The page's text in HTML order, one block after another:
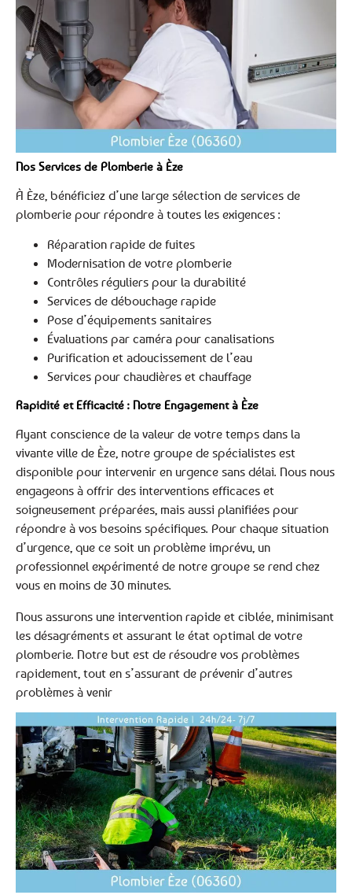
Nos Services de Plomberie à Èze
À Èze, bénéficiez d’une large sélection de services de
plomberie pour répondre à toutes les exigences :
Réparation rapide de fuites
Modernisation de votre plomberie
Contrôles réguliers pour la durabilité
Services de débouchage rapide
Pose d’équipements sanitaires
Évaluations par caméra pour canalisations
Purification et adoucissement de l’eau
Services pour chaudières et chauffage
Rapidité et Efficacité : Notre Engagement à Èze
Ayant conscience de la valeur de votre temps dans la
vivante ville de Èze, notre groupe de spécialistes est
disponible pour intervenir en urgence sans délai. Nous nous
engageons à offrir des interventions efficaces et
soigneusement préparées, mais aussi planifiées pour
répondre à vos besoins spécifiques. Pour chaque situation
d’urgence, que ce soit un problème imprévu, un
professionnel expérimenté de notre groupe se rend chez
vous en moins de 30 minutes.
Nous assurons une intervention rapide et ciblée, minimisant
les désagréments et assurant le état optimal de votre
plomberie. Notre but est de résoudre vos problèmes
rapidement, tout en s’assurant de prévenir d’autres
problèmes à venir